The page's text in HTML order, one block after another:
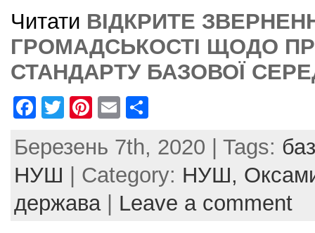
Читати ВІДКРИТЕ
ГРОМАДСЬКОСТІ ЩОДО
СТАНДАРТУ БАЗОВОЇ
F
c
e
b
o
T
itt
er
Pi
er
e
st
E
ai
l
ar
e
Березень 7th, 2020 | Tags:
НУШ | Category: НУШ,
держава| Leave a comment